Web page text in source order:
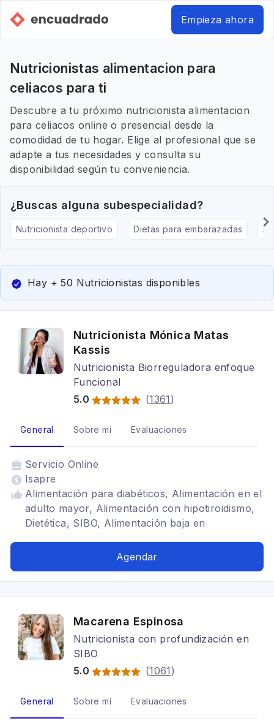
Empieza ahora
Nutricionistas alimentacion para
celiacos para ti
Descubre a tu próximo nutricionista alimentacion
para celiacos online o presencial desde la
comodidad de tu hogar. Elige al profesional que se
adapte a tus necesidades y consulta su
disponibilidad según tu conveniencia.
¿Buscas alguna subespecialidad?
Nutricionista deportivo Dietas para embarazadas
Hay + 50 Nutricionistas disponibles
Nutricionista Mónica Matas
Kassis
Nutricionista Biorreguladora enfoque
Funcional
5.0
(1361 )
General Sobre mí Evaluaciones
Servicio Online
Isapre
Alimentación para diabéticos, Alimentación en el
adulto mayor, Alimentación con hipotiroidismo,
Dietética, SIBO, Alimentación baja en
Alimentación para colon irritable, Alimentación
embarazadas
Agendar
Macarena Espinosa
Nutricionista con profundización en
SIBO
5.0
(1061 )
General Sobre mí Evaluaciones